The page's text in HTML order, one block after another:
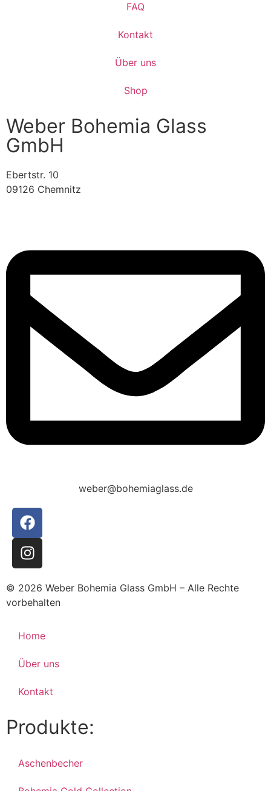
FAQ
Kontakt
Über uns
Shop
Weber Bohemia Glass
GmbH
Ebertstr. 10
09126 Chemnitz
weber@bohemiaglass.de
© 2026 Weber Bohemia Glass GmbH – Alle Rechte
vorbehalten
Home
Über uns
Kontakt
Produkte:
Aschenbecher